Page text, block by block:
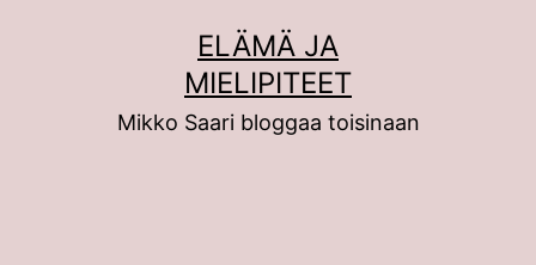
ELÄMÄ JA
MIELIPITEET
Mikko Saari bloggaa toisinaan